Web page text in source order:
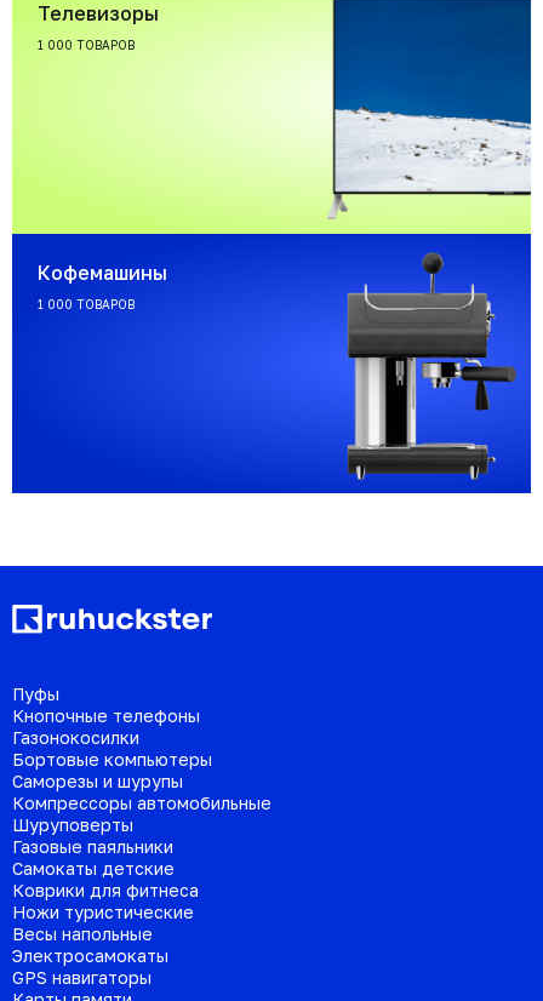
Телевизоры
1 000 ТОВАРОВ
Кофемашины
1 000 ТОВАРОВ
Пуфы
Кнопочные телефоны
Газонокосилки
Бортовые компьютеры
Саморезы и шурупы
Компрессоры автомобильные
Шуруповерты
Газовые паяльники
Самокаты детские
Коврики для фитнеса
Ножи туристические
Весы напольные
Электросамокаты
GPS навигаторы